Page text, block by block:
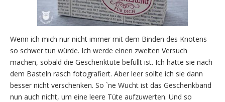
Wenn ich mich nur nicht immer mit dem Binden des Knotens
so schwer tun würde. Ich werde einen zweiten Versuch
machen, sobald die Geschenktüte befüllt ist. Ich hatte sie nach
dem Basteln rasch fotografiert. Aber leer sollte ich sie dann
besser nicht verschenken. So `ne Wucht ist das Geschenkband
nun auch nicht, um eine leere Tüte aufzuwerten. Und so